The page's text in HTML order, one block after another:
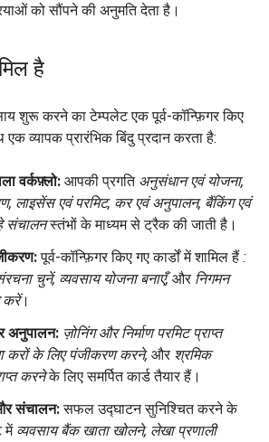
को सौंपने की अनुमति देता है।
है
शुरू करने का टेम्पलेट एक पूर्व-कॉन्फ़िगर किए
व्यापक प्रारंभिक बिंदु प्रदान करता है:
वर्कफ़्लो: आपकी प्रगति अनुसंधान एवं योजना,
लाइसेंस एवं परमिट, कर एवं अनुपालन, बैंकिंग एवं
संचालनस्तंभों के माध्यम से ट्रैक की जाती है।
पूर्व-कॉन्फ़िगर किए गए कार्डों में शामिल हैं:
चुनें, व्यवसाय योजना बनाएँ,और निगमन
करें।
अनुपालन: ज़ोनिंग और निर्माण परमिट प्राप्त
करों के लिए पंजीकरण करने, और श्रमिक
करनेके लिए समर्पित कार्ड तैयार हैं।
संचालन:सफल उद्घाटन सुनिश्चित करने के
में व्यवसाय बैंक खाता खोलने, लेखा प्रणाली